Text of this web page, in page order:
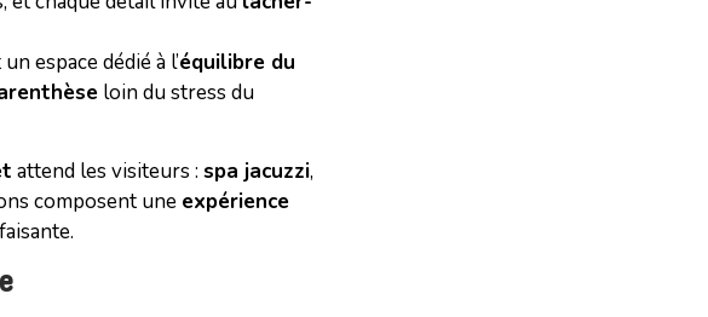
espace dédié à l’équilibre du
loin du stress du
attend les visiteurs : spa jacuzzi,
composent une expérience